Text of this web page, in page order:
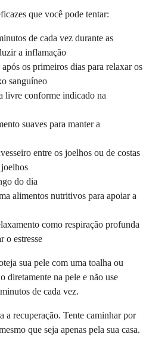
que você pode tentar:
de cada vez durante as
a inflamação
os primeiros dias para relaxar os
sanguíneo
livre conforme indicado na
suaves para manter a
entre os joelhos ou de costas
do dia
alimentos nutritivos para apoiar a
como respiração profunda
o estresse
sua pele com uma toalha ou
diretamente na pele e não use
de cada vez.
a recuperação. Tente caminhar por
que seja apenas pela sua casa.